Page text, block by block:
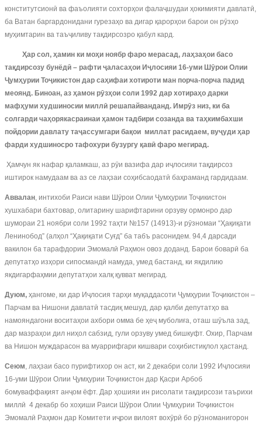
конститутсионӣ ва фаъолияти сохторҳои фалаҷшудаи ҳокимияти давлатӣ,
ба Ватан баргардонидани гурезаҳо ва дигар қарорҳои барои он рӯзҳо
муҳимтарин ва таъҷиливу тақдирсозро қабул кард.
Ҳар сол, ҳамин ки моҳи ноябр фаро мерасад, лаҳзаҳои басо
тақдирсозу бунёдӣ – рафти ҷаласаҳои Иҷлосияи 16-уми Шӯрои Олии
Ҷумҳурии Тоҷикистон дар саҳифаи хотироти ман порча-порча падид
меоянд. Биноан, аз ҳамон рӯзҳои соли 1992 дар хотираҳо дарки
мафҳуми худшиносии миллӣ решапайванданд. Имрӯз низ, ки ба
солгарди чаҳорякасраинаи ҳамон тадбири созанда ва таҳкимбахши
пойдории давлату таҷассумгари бақои миллат расидаем, вуҷуди ҳар
фарди худшиносро тафохури бузургу қавӣ фаро мегирад.
Ҳамчун як нафар қаламкаш, аз рӯи вазифа дар иҷлосияи тақдирсоз
иштирок намудаам ва аз се лаҳзаи соҳибсаодатӣ баҳраманд гардидаам.
Аввалан, интихоби Раиси нави Шӯрои Олии Ҷумҳурии Тоҷикистон
хушхабари бахтовар, олитарину шарифтарини орзуву ормонро дар
шумораи 21 ноябри соли 1992 таҳти №157 (14913)-и рӯзномаи “Ҳақиқати
Ленинобод” (алҳол “Ҳақиқати Суғд” ба табъ расонидем. 94,4 дарсади
вакилон ба тарафдории Эмомалӣ Раҳмон овоз доданд. Барои боварӣ ба
депутатҳо изҳори сипосмандӣ намуда, умед бастанд, ки якдилию
якдигарфаҳмии депутатҳои халқ қувват мегирад.
Дуюм, ҳангоме, ки дар Иҷлосия тарҳи муқаддасоти Ҷумҳурии Тоҷикистон –
Парчам ва Нишони давлатӣ тасдиқ мешуд, дар қалби депутатҳо ва
намояндагони воситаҳои ахбори омма бе ҳеҷ муболиға, оташ шӯъла зад,
дар мазраҳои дил ниҳол сабзид, гули орзуву умед бишкуфт. Охир, Парчам
ва Нишон муждарасон ва муаррифгари кишвари соҳибистиқлол ҳастанд.
Сеюм, лаҳзаи басо пурифтихор он аст, ки 2 декабри соли 1992 Иҷлосияи
16-уми Шӯрои Олии Ҷумҳурии Тоҷикистон дар Қасри Арбоб
бомуваффақият анҷом ёфт. Дар ҳошияи ин рисолати тақдирсози таърихи
миллӣ 4 декабр бо хоҳиши Раиси Шӯрои Олии Ҷумҳурии Тоҷикистон
Эмомалӣ Раҳмон дар Комитети иҷрои вилоят вохӯрӣ бо рӯзноманигорон